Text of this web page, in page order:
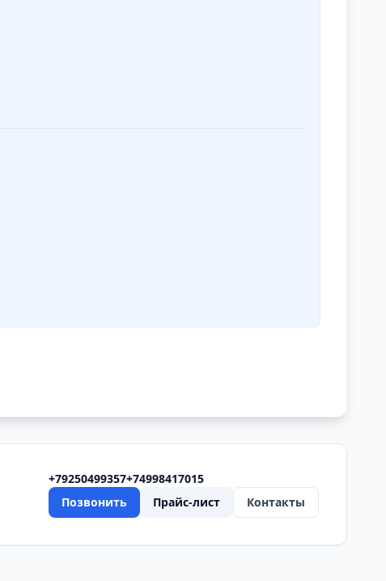
+79250499357+74998417015
Позвонить
Прайс-лист Контакты